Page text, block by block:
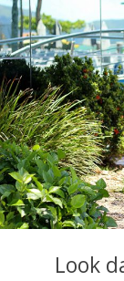
Look